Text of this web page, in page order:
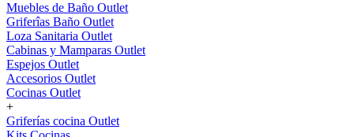
Muebles de Baño Outlet
Griferîas Baño Outlet
Loza Sanitaria Outlet
Cabinas y Mamparas Outlet
Espejos Outlet
Accesorios Outlet
Cocinas Outlet
+
Griferías cocina Outlet